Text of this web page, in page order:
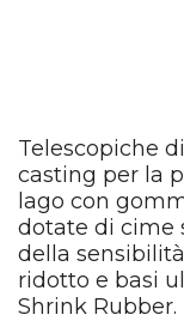
Telescopiche
casting per la
lago con
dotate di cime
della
ridotto e basi
Shrink Rubber.